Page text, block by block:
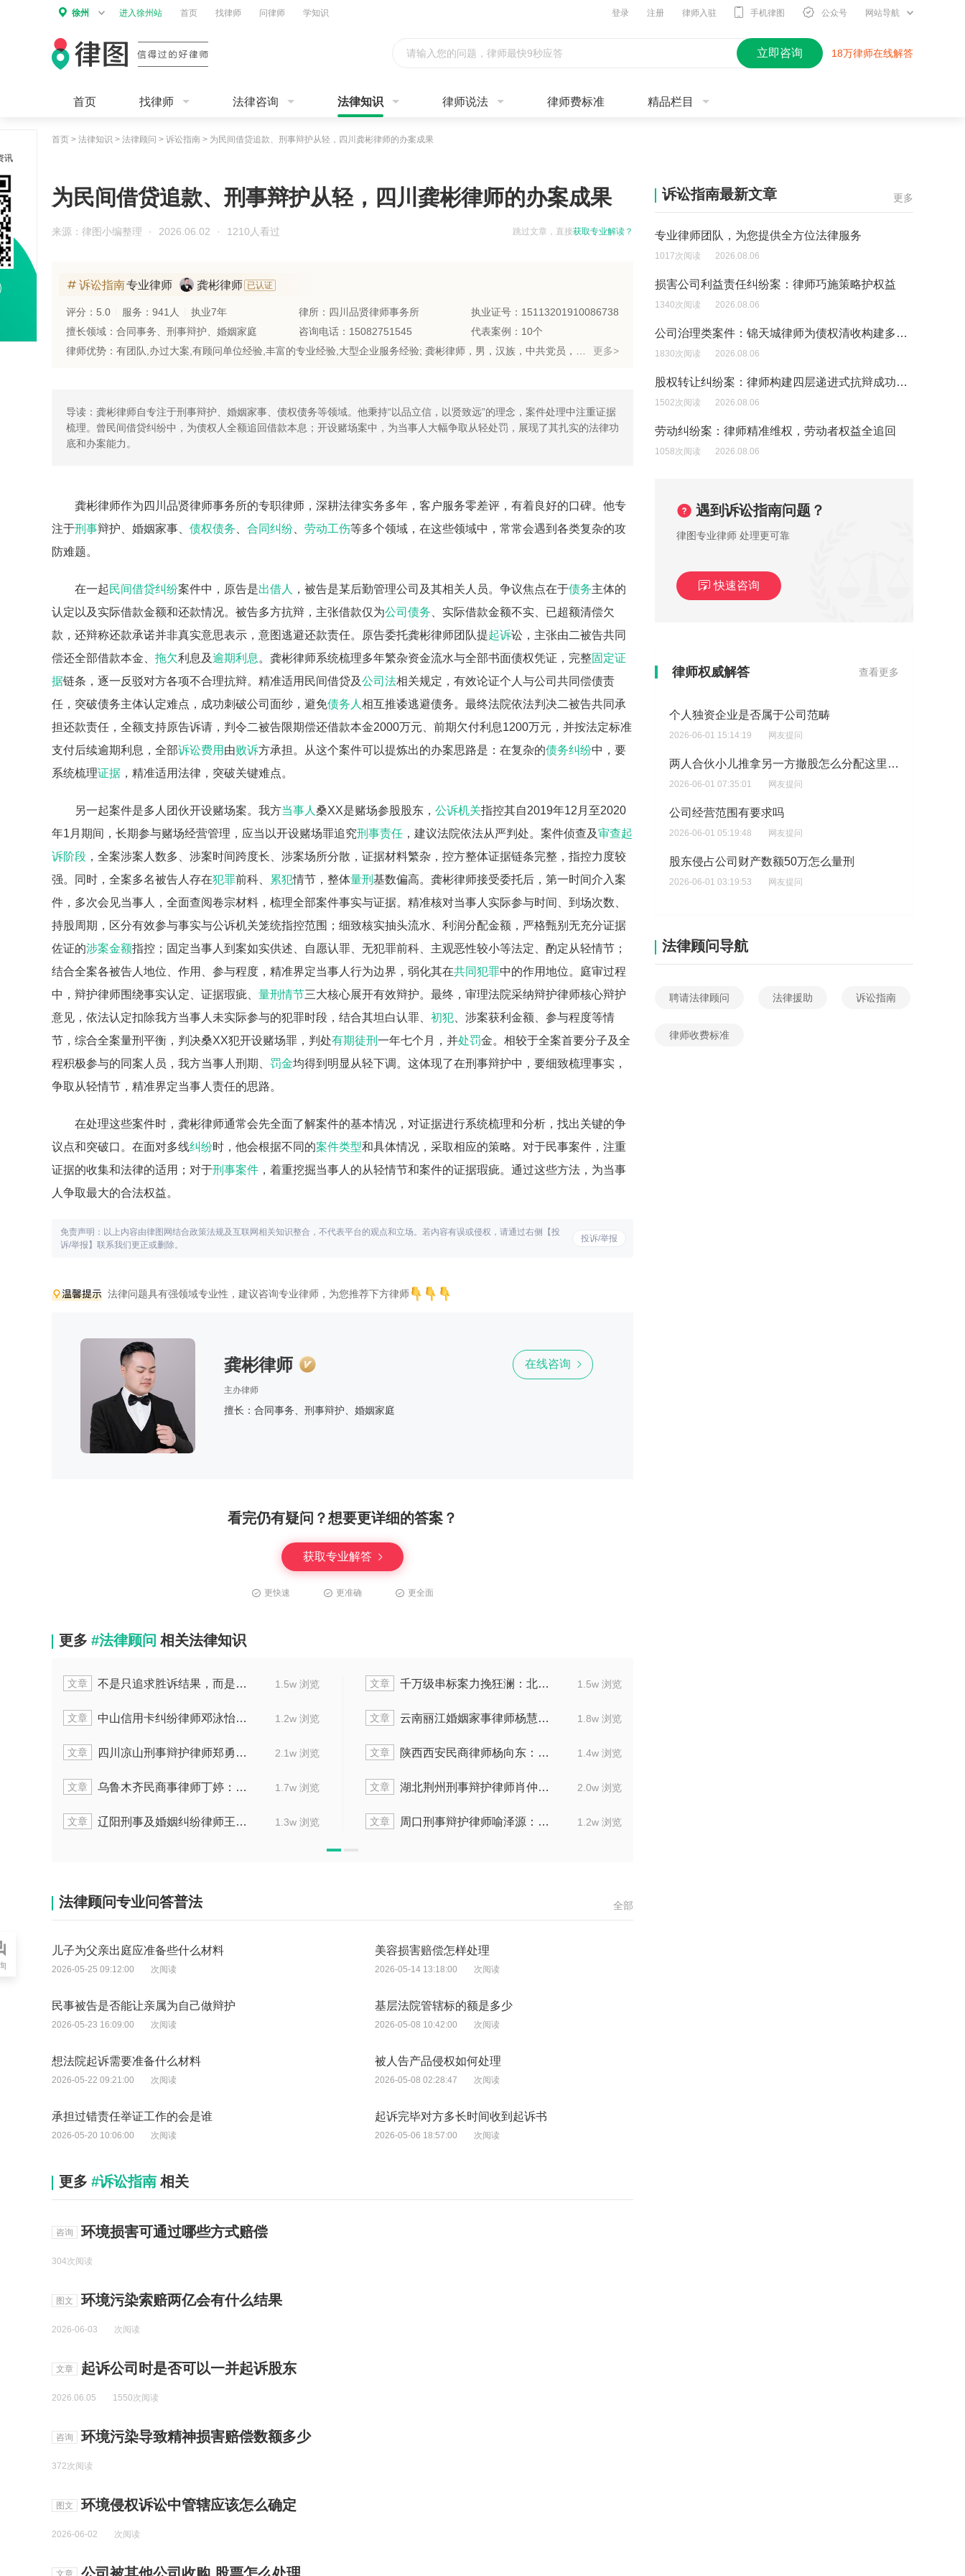
徐州 进入徐州站 首页 找律师 问律师 学知识 登录 注册 律师入驻 手机律图 公众号 网站导航
请输入您的问题，律师最快9秒应答 立即咨询 18万律师在线解答
首页 找律师 法律咨询 法律知识 律师说法 律师费标准 精品栏目
首页 > 法律知识 > 法律顾问 > 诉讼指南 > 为民间借贷追款、刑事辩护从轻，四川龚彬律师的办案成果
为民间借贷追款、刑事辩护从轻，四川龚彬律师的办案成果
跳过文章，直接获取专业解读？
来源：律图小编整理 · 2026.06.02 · 1210人看过
诉讼指南专业律师 龚彬律师 已认证
评分：5.0 服务：941人 执业7年 律所：四川品贤律师事务所
执业证号：15113201910086738
擅长领域：合同事务、刑事辩护、婚姻家庭
咨询电话：15082751545
代表案例：10个
更多>
导读：龚彬律师自专注于刑事辩护、婚姻家事、债权债务等领域。他秉持“以品立信，以贤致远”的理念，案件处理中注重证据
梳理。曾民间借贷纠纷中，为债权人全额追回借款本息；开设赌场案中，为当事人大幅争取从轻处罚，展现了其扎实的法律功
底和办案能力。
龚彬律师作为四川品贤律师事务所的专职律师，深耕法律实务多年，客户服务零差评，有着良好的口碑。他专
注于刑事辩护、婚姻家事、 债权债务 合同纠纷 劳动工伤等多个领域，在这些领域中，常常会遇到各类复杂的攻
防难题。
在一起民间借贷纠纷案件中，原告是出借人 ，被告是某后勤管理公司及其相关人员。争议焦点在于债务主体的
认定以及实际借款金额和还款情况。被告多方抗辩，主张借款仅为公司债务 、实际借款金额不实、已超额清偿欠
款，还辩称还款承诺并非真实意思表示，意图逃避还款责任。原告委托龚彬律师团队提起诉讼，主张由二被告共同
偿还全部借款本金、 拖欠利息及逾期利息 。龚彬律师系统梳理多年繁杂资金流水与全部书面债权凭证，完整固定证
据链条，逐一反驳对方各项不合理抗辩。精准适用民间借贷及公司法相关规定，有效论证个人与公司共同偿债责
任，突破债务主体认定难点，成功刺破公司面纱，避免债务人 相互推诿逃避债务。最终法院依法判决二被告共同承
担还款责任，全额支持原告诉请，判令二被告限期偿还借款本金2000万元、前期欠付利息1200万元，并按法定标准
支付后续逾期利息，全部诉讼费用 由败诉方承担。从这个案件可以提炼出的办案思路是：在复杂的债务纠纷中，要
系统梳理证据 ，精准适用法律，突破关键难点。
另一起案件是多人团伙开设赌场案。我方当事人 桑XX是赌场参股股东， 公诉机关指控其自2019年12月至2020
年1月期间，长期参与赌场经营管理，应当以开设赌场罪追究刑事责任 ，建议法院依法从严判处。案件侦查及审查起
诉阶段 ，全案涉案人数多、涉案时间跨度长、涉案场所分散，证据材料繁杂，控方整体证据链条完整，指控力度较
强。同时，全案多名被告人存在犯罪前科、 累犯情节，整体量刑 基数偏高。龚彬律师接受委托后，第一时间介入案
件，多次会见当事人，全面查阅卷宗材料，梳理全部案件事实与证据。精准核对当事人实际参与时间、到场次数、
持股周期，区分有效参与事实与公诉机关笼统指控范围；细致核实抽头流水、利润分配金额，严格甄别无充分证据
佐证的涉案金额指控；固定当事人到案如实供述、自愿认罪、无犯罪前科、主观恶性较小等法定、酌定从轻情节；
结合全案各被告人地位、作用、参与程度，精准界定当事人行为边界，弱化其在共同犯罪中的作用地位。庭审过程
中，辩护律师围绕事实认定、证据瑕疵、 量刑情节三大核心展开有效辩护。最终，审理法院采纳辩护律师核心辩护
意见，依法认定扣除我方当事人未实际参与的犯罪时段，结合其坦白认罪、 初犯 、涉案获利金额、参与程度等情
节，综合全案量刑平衡，判决桑XX犯开设赌场罪，判处有期徒刑 一年七个月，并处罚金。相较于全案首要分子及全
程积极参与的同案人员，我方当事人刑期、 罚金均得到明显从轻下调。这体现了在刑事辩护中，要细致梳理事实，
争取从轻情节，精准界定当事人责任的思路。
在处理这些案件时，龚彬律师通常会先全面了解案件的基本情况，对证据进行系统梳理和分析，找出关键的争
议点和突破口。在面对多线纠纷时，他会根据不同的案件类型和具体情况，采取相应的策略。对于民事案件，注重
证据的收集和法律的适用；对于刑事案件 ，着重挖掘当事人的从轻情节和案件的证据瑕疵。通过这些方法，为当事
人争取最大的合法权益。
投诉/举报
免责声明：以上内容由律图网结合政策法规及互联网相关知识整合，不代表平台的观点和立场。若内容有误或侵权，请通过右侧【投
诉/举报】联系我们更正或删除。
法律问题具有强领域专业性，建议咨询专业律师，为您推荐下方律师
龚彬律师
主办律师
擅长：合同事务、刑事辩护、婚姻家庭
在线咨询
看完仍有疑问？想要更详细的答案？
获取专业解答
更快速 更准确 更全面
更多 #法律顾问 相关法律知识
1.5w 浏览
文章 不是只追求胜诉结果，而是为当事人谋最优解 1.5w 浏览
文章 千万级串标案力挽狂澜：北京声驰(南昌)律所代理串通投标案获缓刑纪实
1.2w 浏览
文章 中山信用卡纠纷律师邓泳怡：排除共债削减高额费用 1.8w 浏览
文章 云南丽江婚姻家事律师杨慧：代理离婚案助当事人解脱
2.1w 浏览
文章 四川凉山刑事辩护律师郑勇：专精网络及职务犯罪 1.4w 浏览
文章 陕西西安民商律师杨向东：擅处理医疗及行政纠纷
1.7w 浏览
文章 乌鲁木齐民商事律师丁婷：处理二手汽车及买卖合同纠纷 2.0w 浏览
文章 湖北荆州刑事辩护律师肖仲鹏：精准辩护多起刑案
1.3w 浏览
文章 辽阳刑事及婚姻纠纷律师王铖：护矿工免担刑责 1.2w 浏览
文章 周口刑事辩护律师喻泽源：擅长疑难复杂刑案
法律顾问专业问答普法 全部
儿子为父亲出庭应准备些什么材料
2026-05-25 09:12:00 次阅读
民事被告是否能让亲属为自己做辩护
2026-05-23 16:09:00 次阅读
想法院起诉需要准备什么材料
2026-05-22 09:21:00 次阅读
承担过错责任举证工作的会是谁
2026-05-20 10:06:00 次阅读
美容损害赔偿怎样处理
2026-05-14 13:18:00 次阅读
基层法院管辖标的额是多少
2026-05-08 10:42:00 次阅读
被人告产品侵权如何处理
2026-05-08 02:28:47 次阅读
起诉完毕对方多长时间收到起诉书
2026-05-06 18:57:00 次阅读
更多 #诉讼指南 相关
咨询 环境损害可通过哪些方式赔偿
304次阅读
图文 环境污染索赔两亿会有什么结果
2026-06-03 次阅读
文章 起诉公司时是否可以一并起诉股东
2026.06.05 1550次阅读
咨询 环境污染导致精神损害赔偿数额多少
372次阅读
图文 环境侵权诉讼中管辖应该怎么确定
2026-06-02 次阅读
文章
更多
诉讼指南最新文章
专业律师团队，为您提供全方位法律服务
1017次阅读 2026.08.06
损害公司利益责任纠纷案：律师巧施策略护权益
1340次阅读 2026.08.06
公司治理类案件：锦天城律师为债权清收构建多维诉讼逻辑
1830次阅读 2026.08.06
股权转让纠纷案：律师构建四层递进式抗辩成功迫使原告撤诉
1502次阅读 2026.08.06
劳动纠纷案：律师精准维权，劳动者权益全追回
1058次阅读 2026.08.06
遇到诉讼指南问题？
律图专业律师 处理更可靠
快速咨询
律师权威解答 查看更多
个人独资企业是否属于公司范畴
2026-06-01 07:35:01 网友提问
公司经营范围有要求吗
2026-06-01 05:19:48 网友提问
股东侵占公司财产数额50万怎么量刑
2026-06-01 03:19:53 网友提问
当公司股东携款离开该做什么处理
2026-05-31 10:01:38 网友提问
股东侵占公司财产数额6万的量刑是怎样
2026-06-04 00:53:21
法律顾问导航
聘请法律顾问 法律援助 诉讼指南
律师收费标准
讯